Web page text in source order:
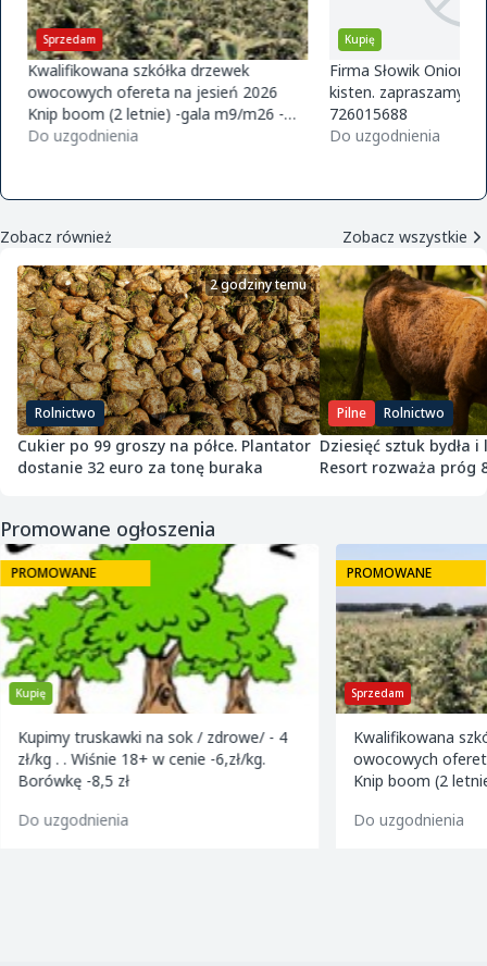
Sprzedam
Kwalifikowana szkółka drzewek
owocowych ofereta na jesień 2026
Knip boom (2 letnie) -gala m9/m26 -
golden m9 -jeronimo m9/m26 -mutsu
Do uzgodnienia
Kupię
Firma Słowik Onions
kisten. zapraszamy
726015688
Do uzgodnienia
Zobacz również Zobacz wszystkie
Rolnictwo
2 godziny temu
Cukier po 99 groszy na półce. Plantator
dostanie 32 euro za tonę buraka
Pilne Rolnictwo
Dziesięć sztuk bydła
Resort rozważa próg
Promowane ogłoszenia
Kupię
Kupimy truskawki na sok / zdrowe/ - 4
zł/kg . . Wiśnie 18+ w cenie -6,zł/kg.
Borówkę -8,5 zł
Do uzgodnienia
Sprzedam
PROMOWANE
Kwalifikowana
owocowych
Knip boom (2
m9 -paulared m9/
Do uzgodnienia